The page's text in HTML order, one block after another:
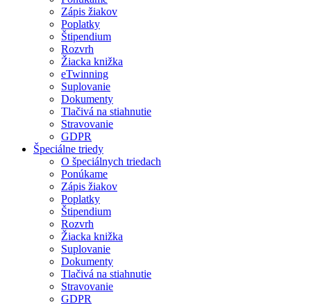
Zápis žiakov
Poplatky
Štipendium
Rozvrh
Žiacka knižka
eTwinning
Suplovanie
Dokumenty
Tlačivá na stiahnutie
Stravovanie
GDPR
Špeciálne triedy
O špeciálnych triedach
Ponúkame
Zápis žiakov
Poplatky
Štipendium
Rozvrh
Žiacka knižka
Suplovanie
Dokumenty
Tlačivá na stiahnutie
Stravovanie
GDPR